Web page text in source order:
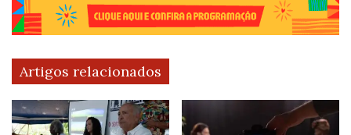
Artigos relacionados